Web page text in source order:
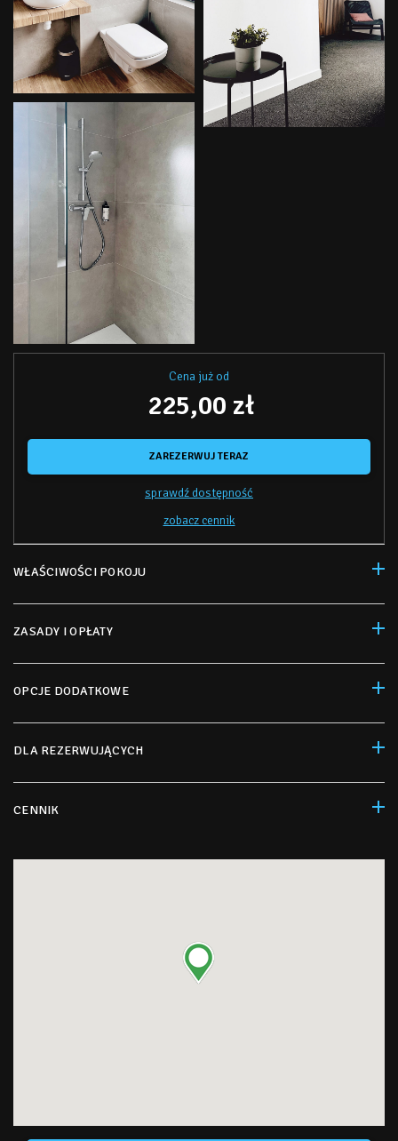
Cena już od
225,00 zł
ZAREZERWUJ TERAZ
sprawdź dostępność
zobacz cennik
WŁAŚCIWOŚCI POKOJU
ZASADY I OPŁATY
OPCJE DODATKOWE
DLA REZERWUJĄCYCH
CENNIK